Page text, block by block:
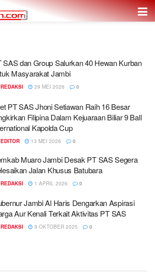
SAS dan Group Salurkan 40 Hewan Kurban
Masyarakat Jambi
REDAKSI 29 MEI 2026 0
PT SAS Jhoni Setiawan Raih 16 Besar
Filipina Dalam Kejuaraan Biliar 9 Ball
Kapolda Cup
EDITOR 13 MEI 2026 0
Muaro Jambi Desak PT SAS Segera
Jalan Khusus Batubara
REDAKSI 1 APRIL 2026 0
Jambi Al Haris Dengarkan Aspirasi
Aur Kenali Terkait Aktivitas PT SAS
REDAKSI 9 OKTOBER 2025 0